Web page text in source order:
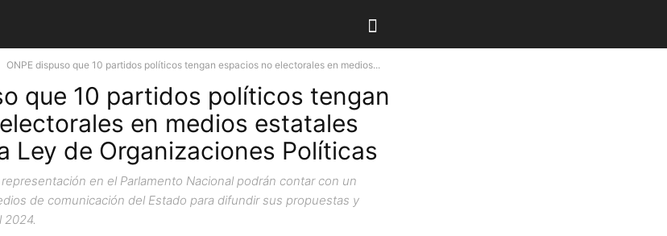
ONPE dispuso que 10 partidos políticos tengan espacios no electorales en medios...
que 10 partidos políticos tengan
en medios estatales
Ley de Organizaciones Políticas
en el Parlamento Nacional podrán contar con un
de comunicación del Estado para difundir sus propuestas y
2024.